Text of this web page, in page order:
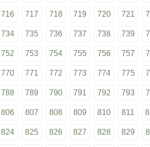
716 717 718 719 720 721
734 735 736 737 738 739
752 753 754 755 756 757
770 771 772 773 774 775
788 789 790 791 792 793
806 807 808 809 810 811
824 825 826 827 828 829